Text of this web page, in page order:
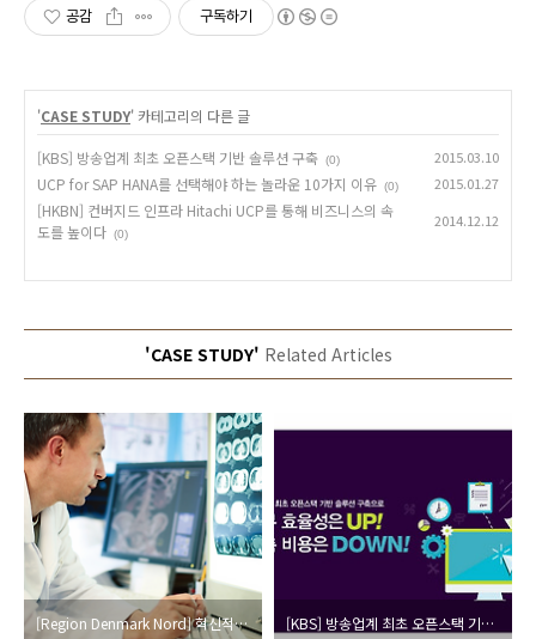
공감 구독하기
'CASE STUDY' 카테고리의 다른 글
[KBS] 방송업계 최초 오픈스택 기반 솔루션 구축 (0) 2015.03.10
UCP for SAP HANA를 선택해야 하는 놀라운 10가지 이유 (0) 2015.01.27
[HKBN] 컨버지드 인프라 Hitachi UCP를 통해 비즈니스의 속
도를 높이다 (0)
2014.12.12
'CASE STUDY' Related Articles
[Region Denmark Nord] 혁신적인 통합 인프라를 구축한 덴마크 의료 IT 사례 [KBS] 방송업계 최초 오픈스택 기반 솔루션 구축